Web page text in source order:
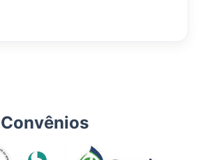
Convênios